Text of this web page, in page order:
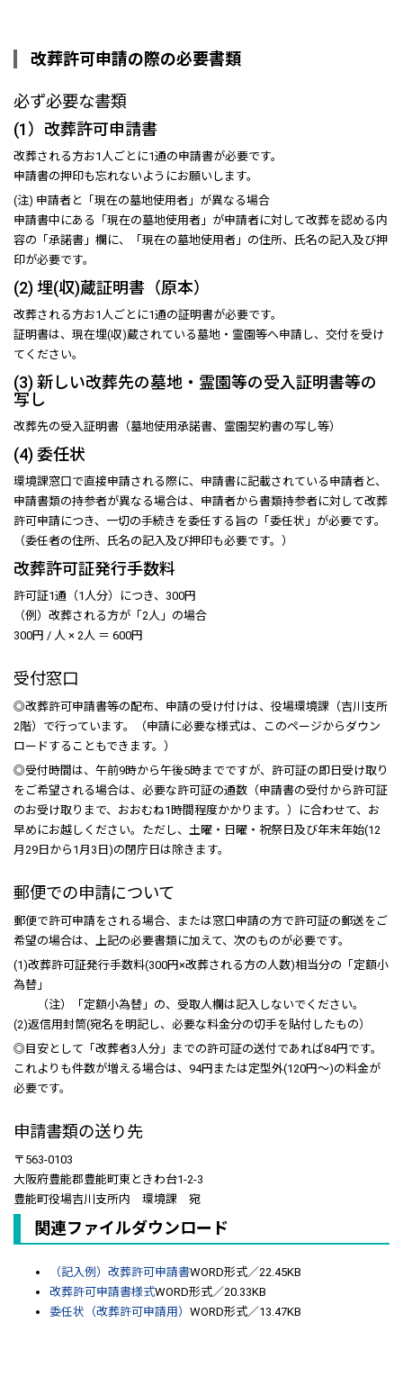
改葬許可申請の際の必要書類
必ず必要な書類
(1）改葬許可申請書
改葬される方お1人ごとに1通の申請書が必要です。
申請書の押印も忘れないようにお願いします。
(注) 申請者と「現在の墓地使用者」が異なる場合
申請書中にある「現在の墓地使用者」が申請者に対して改葬を認める内
容の「承諾書」欄に、「現在の墓地使用者」の住所、氏名の記入及び押
印が必要です。
(2) 埋(収)蔵証明書（原本）
改葬される方お1人ごとに1通の証明書が必要です。
証明書は、現在埋(収)蔵されている墓地・霊園等へ申請し、交付を受け
てください。
(3) 新しい改葬先の墓地・霊園等の受入証明書等の
写し
改葬先の受入証明書（墓地使用承諾書、霊園契約書の写し等）
(4) 委任状
環境課窓口で直接申請される際に、申請書に記載されている申請者と、
申請書類の持参者が異なる場合は、申請者から書類持参者に対して改葬
許可申請につき、一切の手続きを委任する旨の「委任状」が必要です。
（委任者の住所、氏名の記入及び押印も必要です。）
改葬許可証発行手数料
許可証1通（1人分）につき、300円
（例）改葬される方が「2人」の場合
300円 / 人 × 2人 ＝ 600円
受付窓口
◎改葬許可申請書等の配布、申請の受け付けは、役場環境課（吉川支所
2階）で行っています。（申請に必要な様式は、このページからダウン
ロードすることもできます。）
◎受付時間は、午前9時から午後5時までですが、許可証の即日受け取り
をご希望される場合は、必要な許可証の通数（申請書の受付から許可証
のお受け取りまで、おおむね1時間程度かかります。）に合わせて、お
早めにお越しください。ただし、土曜・日曜・祝祭日及び年末年始(12
月29日から1月3日)の閉庁日は除きます。
郵便での申請について
郵便で許可申請をされる場合、または窓口申請の方で許可証の郵送をご
希望の場合は、上記の必要書類に加えて、次のものが必要です。
(1)改葬許可証発行手数料(300円×改葬される方の人数)相当分の「定額小
為替」
（注）「定額小為替」の、受取人欄は記入しないでください。
(2)返信用封筒(宛名を明記し、必要な料金分の切手を貼付したもの）
◎目安として「改葬者3人分」までの許可証の送付であれば84円です。
これよりも件数が増える場合は、94円または定型外(120円～)の料金が
必要です。
申請書類の送り先
〒563‐0103
大阪府豊能郡豊能町東ときわ台1‐2‐3
豊能町役場吉川支所内 環境課 宛
関連ファイルダウンロード
（記入例）改葬許可申請書WORD形式／22.45KB
改葬許可申請書様式WORD形式／20.33KB
委任状（改葬許可申請用） WORD形式／13.47KB